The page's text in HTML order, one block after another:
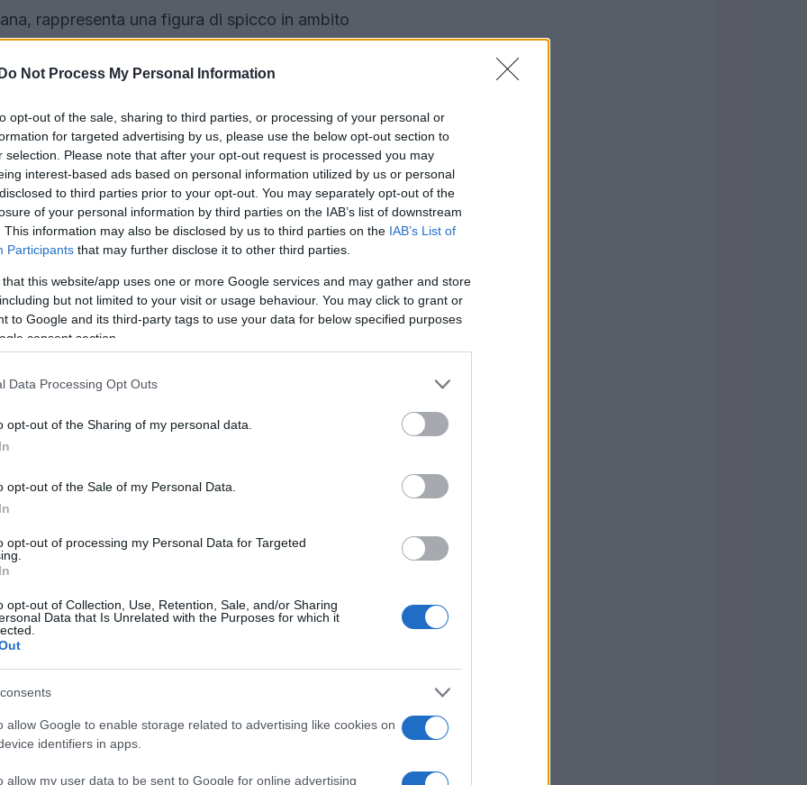
Do Not Process My Personal Information
opt-out of the sale, sharing to third parties, or processing of your personal or
for targeted advertising by us, please use the below opt-out section to
selection. Please note that after your opt-out request is processed you may
interest-based ads based on personal information utilized by us or personal
to third parties prior to your opt-out. You may separately opt-out of the
of your personal information by third parties on the IAB’s list of downstream
This information may also be disclosed by us to third parties on the IAB’s List of
Participants that may further disclose it to other third parties.
that this website/app uses one or more Google services and may gather and store
but not limited to your visit or usage behaviour. You may click to grant or
to Google and its third-party tags to use your data for below specified purposes
consent section.
Data Processing Opt Outs
opt-out of the Sharing of my personal data.
opt-out of the Sale of my Personal Data.
opt-out of processing my Personal Data for Targeted
opt-out of Collection, Use, Retention, Sale, and/or Sharing
Data that Is Unrelated with the Purposes for which it
allow Google to enable storage related to advertising like cookies on
identifiers in apps.
allow my user data to be sent to Google for online advertising
rappresenta una figura di spicco in ambito
. La sua abilità nel coniugare tradizione e
per molti appassionati di moda. Questo
mettendo in evidenza i
icona di stile.
la storia
mix di pezzi classici e
creando un’armonia visiva che riflette la sua
outfit spesso richiamano letendenze delle
a ogni apparizione pubblica.
differenza
I suoi accessori, come scarpe eleganti
sofisticato. Non mancano mai elementi